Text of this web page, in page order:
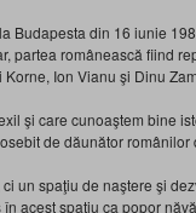
Budapesta din 16 iunie
partea românească fiind
Ion Vianu şi Dinu
şi care cunoaştem bine
de dăunător
un spaţiu de naştere şi
acest spaţiu ca popor